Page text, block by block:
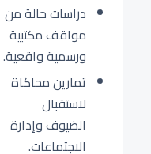
دراسات حالة من
مواقف مكتبية
ورسمية واقعية.
تمارين محاكاة
لاستقبال
الضيوف وإدارة
الاجتماعات.